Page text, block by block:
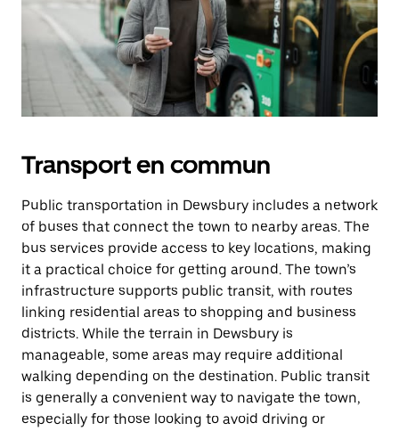
Transport en commun
Public transportation in Dewsbury includes a network
of buses that connect the town to nearby areas. The
bus services provide access to key locations, making
it a practical choice for getting around. The town’s
infrastructure supports public transit, with routes
linking residential areas to shopping and business
districts. While the terrain in Dewsbury is
manageable, some areas may require additional
walking depending on the destination. Public transit
is generally a convenient way to navigate the town,
especially for those looking to avoid driving or